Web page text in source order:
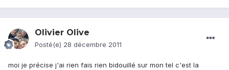
Olivier Olive
Posté(e) 28 décembre 2011
moi je précise j'ai rien fais rien bidouillé sur mon tel c'est la